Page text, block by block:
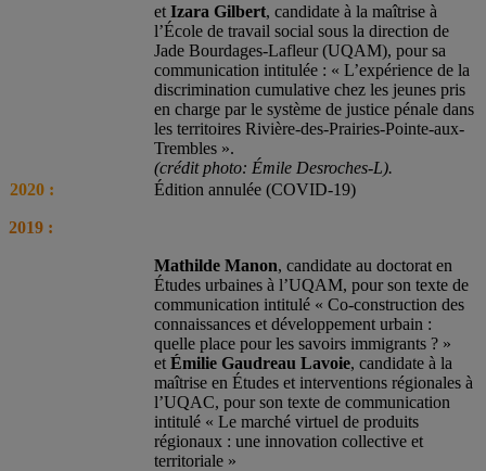
et Izara Gilbert, candidate à la maîtrise à
l’École de travail social sous la direction de
Jade Bourdages-Lafleur (UQAM), pour sa
communication intitulée : « L’expérience de la
discrimination cumulative chez les jeunes pris
en charge par le système de justice pénale dans
les territoires Rivière-des-Prairies-Pointe-aux-
Trembles ».
(crédit photo: Émile Desroches-L).
2020 :
Édition annulée (COVID-19)
2019 :
Mathilde Manon, candidate au doctorat en
Études urbaines à l’UQAM, pour son texte de
communication intitulé « Co-construction des
connaissances et développement urbain :
quelle place pour les savoirs immigrants ? »
et Émilie Gaudreau Lavoie, candidate à la
maîtrise en Études et interventions régionales à
l’UQAC, pour son texte de communication
intitulé « Le marché virtuel de produits
régionaux : une innovation collective et
territoriale »